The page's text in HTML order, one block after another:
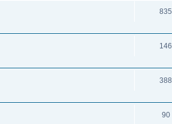
835
146
388
90